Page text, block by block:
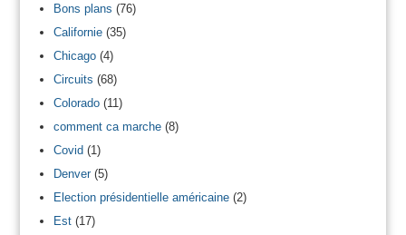
Bons plans (76)
Californie(35)
Chicago(4)
Circuits (68)
Colorado(11)
comment ca marche(8)
Covid(1)
Denver(5)
Election présidentielle américaine(2)
Est(17)